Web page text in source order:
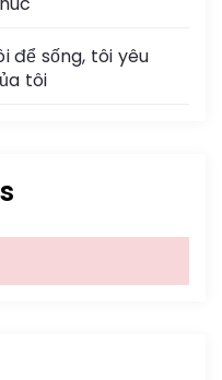
để sống, tôi yêu
tôi